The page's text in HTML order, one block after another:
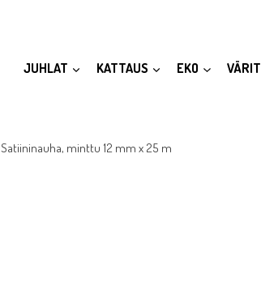
JUHLAT KATTAUS EKO VÄRIT
Satiininauha, minttu 12 mm x 25 m